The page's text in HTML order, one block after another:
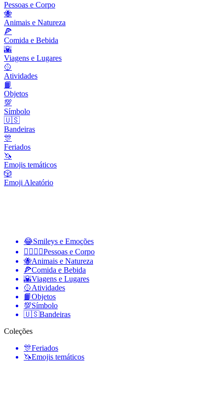
Pessoas e Corpo
🐝
Animais e Natureza
🍕
Comida e Bebida
🌇
Viagens e Lugares
🥎
Atividades
📙
Objetos
💯
Símbolo
🇺🇸
Bandeiras
🎊
Feriados
🦄
Emojis temáticos
🎲
Emoji Aleatório
😂Smileys e Emoções
👩‍❤️‍💋‍👨Pessoas e Corpo
🐝Animais e Natureza
🍕Comida e Bebida
🌇Viagens e Lugares
🥎Atividades
📙Objetos
💯Símbolo
🇺🇸Bandeiras
Coleções
🎊Feriados
🦄Emojis temáticos